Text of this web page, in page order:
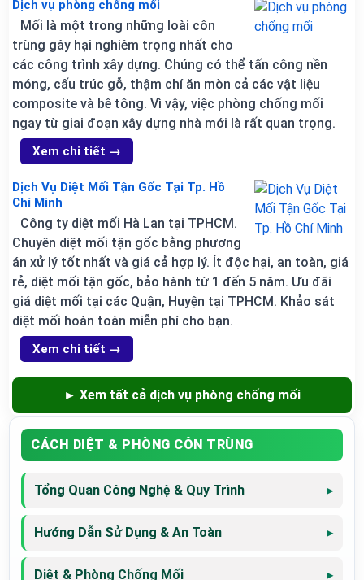
Dịch vụ phòng chống mối
Mối là một trong những loài côn
trùng gây hại nghiêm trọng nhất cho
các công trình xây dựng. Chúng có thể tấn công nền
móng, cấu trúc gỗ, thậm chí ăn mòn cả các vật liệu
composite và bê tông. Vì vậy, việc phòng chống mối
ngay từ giai đoạn xây dựng nhà mới là rất quan trọng.
Xem chi tiết →
Dịch Vụ Diệt Mối Tận Gốc Tại Tp. Hồ
Chí Minh
Công ty diệt mối Hà Lan tại TPHCM.
Chuyên diệt mối tận gốc bằng phương
án xử lý tốt nhất và giá cả hợp lý. Ít độc hại, an toàn, giá
rẻ, diệt mối tận gốc, bảo hành từ 1 đến 5 năm. Ưu đãi
giá diệt mối tại các Quận, Huyện tại TPHCM. Khảo sát
diệt mối hoàn toàn miễn phí cho bạn.
Xem chi tiết →
► Xem tất cả dịch vụ phòng chống mối
CÁCH DIỆT & PHÒNG CÔN TRÙNG
Tổng Quan Công Nghệ & Quy Trình
Hướng Dẫn Sử Dụng & An Toàn
Diệt & Phòng Chống Mối